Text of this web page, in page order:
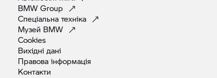
BMWGroup
Спеціальнатехніка
Музей BMW
Cookies
Вихіднідані
Правоваінформація
Контакти